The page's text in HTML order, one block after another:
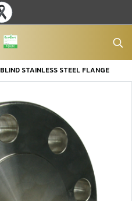
BLIND STAINLESS STEEL FLANGE